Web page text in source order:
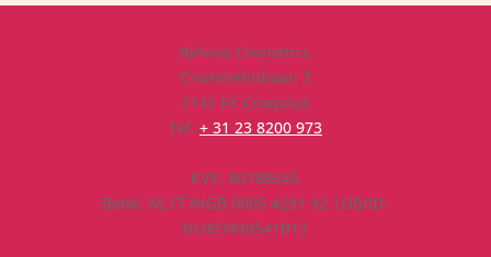
Belviso Cosmetics
Crommelinbaan 3
2142 EX Cruquius
Tel: + 31 23 8200 973
KVK: 80788645
Bank: NL17 INGB 0005 4291 92 |OB/ID:
NL003490541B12